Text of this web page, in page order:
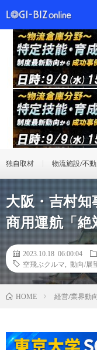
独自取材 物流施設/不
大阪・吉村
商用運航「
2023.10.18 06:00:04
空飛ぶクルマ
動向/展
HOME 経営/業界動向